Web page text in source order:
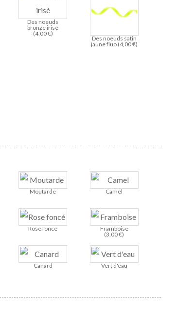
Des noeuds
bronze irisé
(4,00€)
Des noeuds satin
jaune fluo (4,00€)
Moutarde Camel
Rose foncé
Framboise
(3,00€)
Canard Vert d'eau